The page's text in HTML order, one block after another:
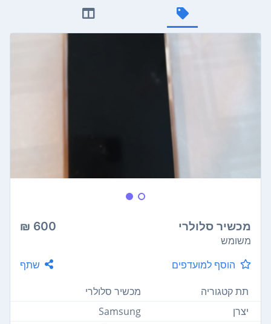
מכשיר סלולרי 600 ₪
משומש
הוסף למועדפים
שתף
תת קטגוריה
מכשיר סלולרי
יצרן
Samsung